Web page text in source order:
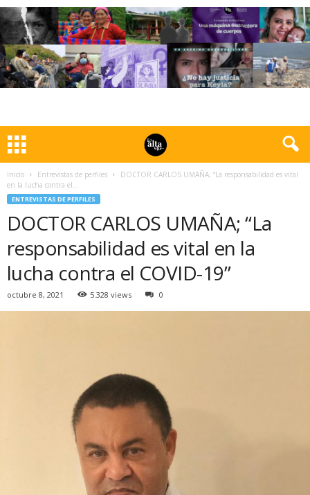
Inicio Entrevistas de perfiles
DOCTOR CARLOS UMAÑA; “La responsabilidad es vital
en la lucha contra el...
ENTREVISTAS DE PERFILES
DOCTOR CARLOS UMAÑA; “La
responsabilidad es vital en la
lucha contra el COVID-19”
octubre 8, 2021 5.328 views 0